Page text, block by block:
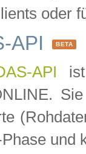
oder
API BETA
API
und